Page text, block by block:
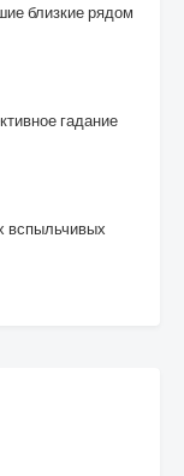
близкие рядом
гадание
вспыльчивых